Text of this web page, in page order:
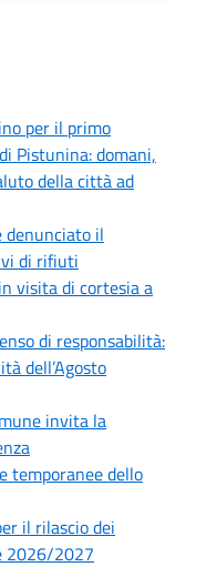
per il primo
Pistunina: domani,
della città ad
denunciato il
di rifiuti
visita di cortesia a
di responsabilità:
dell’Agosto
invita la
temporanee dello
il rilascio dei
2026/2027